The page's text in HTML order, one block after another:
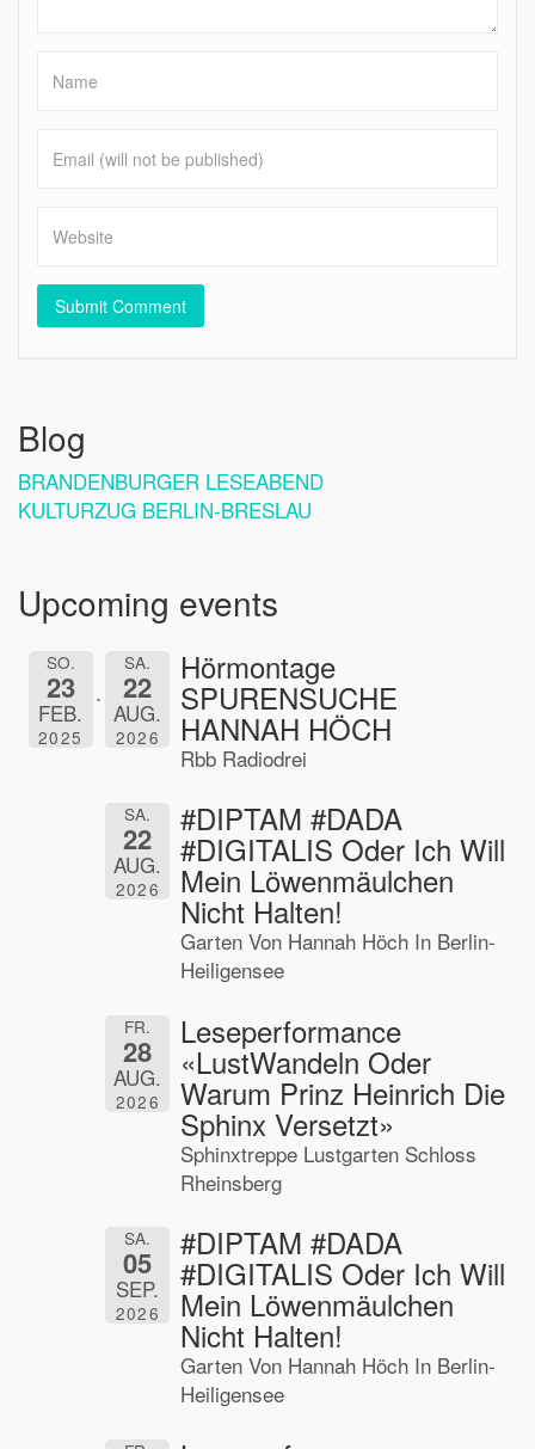
Blog
BRANDENBURGER LESEABEND
KULTURZUG BERLIN-BRESLAU
Upcoming events
SO.
23
FEB.
2025
SA.
22
AUG.
2026
Hörmontage
SPURENSUCHE
HANNAH HÖCH
Rbb Radiodrei
SA.
22
AUG.
2026
#DIPTAM #DADA
#DIGITALIS Oder Ich Will
Mein Löwenmäulchen
Nicht Halten!
Garten Von Hannah Höch In Berlin-
Heiligensee
FR.
28
AUG.
2026
Leseperformance
«LustWandeln Oder
Warum Prinz Heinrich Die
Sphinx Versetzt»
Sphinxtreppe Lustgarten Schloss
Rheinsberg
SA.
05
SEP.
2026
#DIPTAM #DADA
#DIGITALIS Oder Ich Will
Mein Löwenmäulchen
Nicht Halten!
Garten Von Hannah Höch In Berlin-
Heiligensee